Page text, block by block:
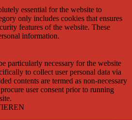
essential for the website to
only includes cookies that ensures
features of the website. These
information.
particularly necessary for the website
to collect user personal data via
contents are termed as non-necessary
user consent prior to running